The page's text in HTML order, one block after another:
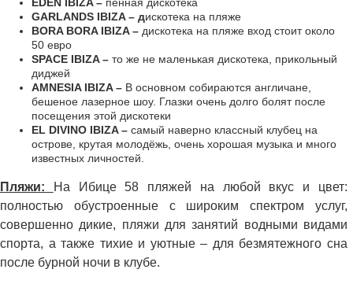
GARLANDS IBIZA – дискотека на пляже
BORA BORA IBIZA – дискотека на пляже вход стоит около
50 евро
SPACE IBIZA – то же не маленькая дискотека, прикольный
диджей
AMNESIA IBIZA – В основном собираются англичане,
бешеное лазерное шоу. Глазки очень долго болят после
посещения этой дискотеки
EL DIVINO IBIZA – самый наверно классный клубец на
острове, крутая молодёжь, очень хорошая музыка и много
известных личностей.
Пляжи:
На Ибице 58 пляжей на любой вкус и цвет:
полностью обустроенные с широким спектром услуг,
совершенно дикие, пляжи для занятий водными видами
спорта, а также тихие и уютные – для безмятежного сна
после бурной ночи в клубе.